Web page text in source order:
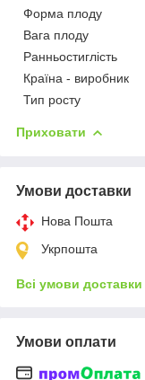
Форма плоду
Вага плоду
Ранньостиглість
Країна - виробник
Тип росту
Приховати
Умови доставки
Нова Пошта
Укрпошта
Всі умови доставки
Умови оплати